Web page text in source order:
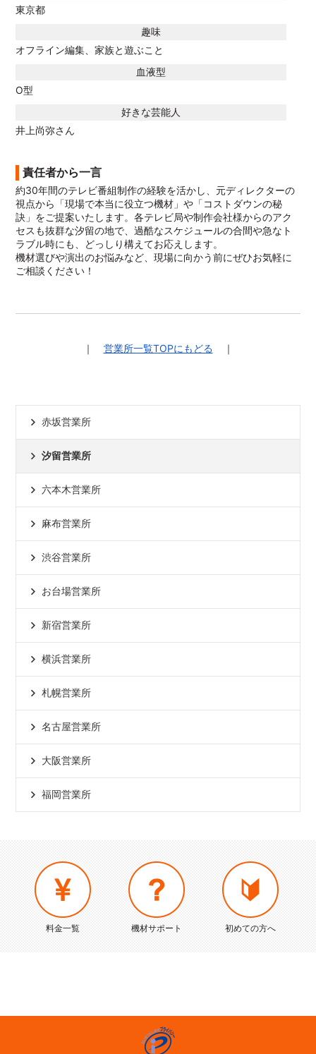
東京都
趣味
オフライン編集、家族と遊ぶこと
血液型
O型
好きな芸能人
井上尚弥さん
責任者から一言
約30年間のテレビ番組制作の経験を活かし、元ディレクターの
視点から「現場で本当に役立つ機材」や「コストダウンの秘
訣」をご提案いたします。各テレビ局や制作会社様からのアク
セスも抜群な汐留の地で、過酷なスケジュールの合間や急なト
ラブル時にも、どっしり構えてお応えします。
機材選びや演出のお悩みなど、現場に向かう前にぜひお気軽に
ご相談ください！
｜ 営業所一覧TOPにもどる ｜
赤坂営業所
汐留営業所
六本木営業所
麻布営業所
渋谷営業所
お台場営業所
新宿営業所
横浜営業所
札幌営業所
名古屋営業所
大阪営業所
福岡営業所
料金一覧 機材サポート 初めての方へ